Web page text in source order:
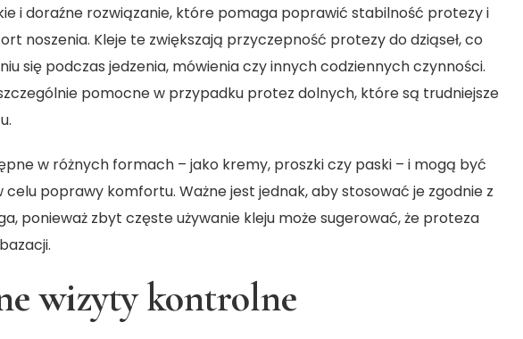
i doraźne rozwiązanie, które pomaga poprawić stabilność protezy i
noszenia. Kleje te zwiększają przyczepność protezy do dziąseł, co
się podczas jedzenia, mówienia czy innych codziennych czynności.
pomocne w przypadku protez dolnych, które są trudniejsze
w różnych formach – jako kremy, proszki czy paski – i mogą być
poprawy komfortu. Ważne jest jednak, aby stosować je zgodnie z
ponieważ zbyt częste używanie kleju może sugerować, że proteza
wizyty kontrolne